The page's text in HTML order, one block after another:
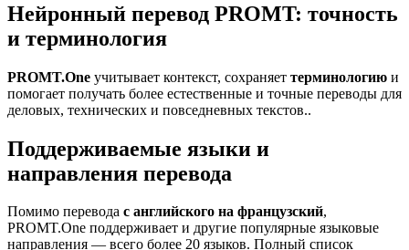
Нейронный перевод PROMT: точность
и терминология
PROMT.One учитывает контекст, сохраняет терминологию и
помогает получать более естественные и точные переводы для
деловых, технических и повседневных текстов..
Поддерживаемые языки и
направления перевода
Помимо перевода с английского на французский,
PROMT.One поддерживает и другие популярные языковые
направления — всего более 20 языков. Полный список